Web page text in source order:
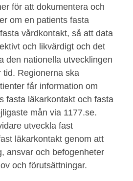
för att dokumentera och
om en patients fasta
vårdkontakt, så att data
och likvärdigt och det
den nationella utvecklingen
tid. Regionerna ska
får information om
fasta läkarkontakt och fasta
mån via 1177.se.
utveckla fast
läkarkontakt genom att
ansvar och befogenheter
och förutsättningar.